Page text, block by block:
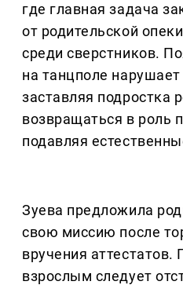
где главная задача
от родительской
среди сверстников.
на танцполе
заставляя подростка
возвращаться в роль
подавляя
Зуева предложила
свою миссию после
вручения аттестатов.
взрослым следует